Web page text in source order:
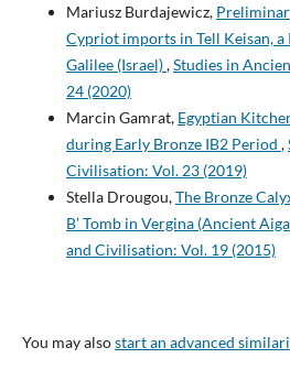
Mariusz Burdajewicz,
Cypriot imports in Tell Keisan,
Galilee (Israel),Studies in
24 (2020)
Marcin Gamrat, Egyptian
during Early Bronze IB2 Period ,
Civilisation: Vol. 23 (2019)
Stella Drougou,The Bronze
B’ Tomb in Vergina (Ancient
and Civilisation: Vol. 19 (2015)
You may alsostart an advanced